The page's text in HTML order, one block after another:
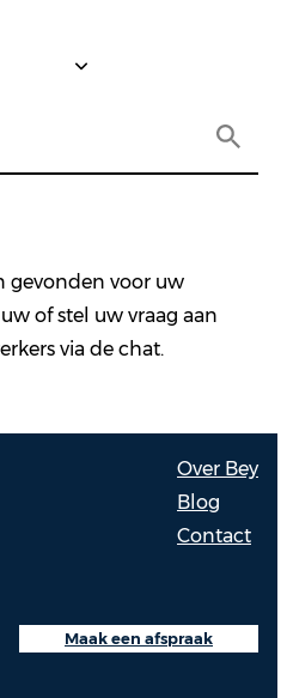
gevonden voor uw
of stel uw vraag aan
via de chat.
Over Bey
Blog
Contact
Maak een afspraak